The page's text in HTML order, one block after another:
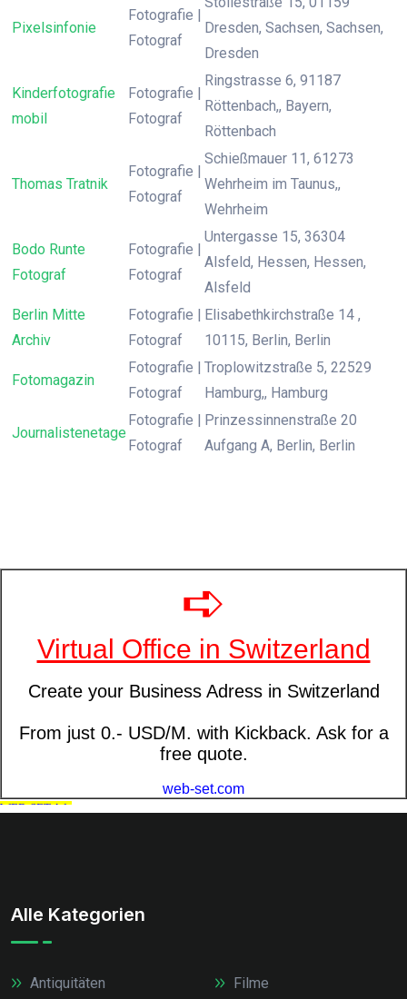
Pixelsinfonie
Fotografie |
Fotograf
Dresden, Sachsen, Sachsen,
Dresden
Kinderfotografie
mobil
Fotografie |
Fotograf
Ringstrasse 6, 91187
Röttenbach,, Bayern,
Röttenbach
Thomas Tratnik
Fotografie |
Fotograf
Schießmauer 11, 61273
Wehrheim im Taunus,,
Wehrheim
Bodo Runte
Fotograf
Fotografie |
Fotograf
Untergasse 15, 36304
Alsfeld, Hessen, Hessen,
Alsfeld
Berlin Mitte
Archiv
Fotografie |
Fotograf
Elisabethkirchstraße 14 ,
10115, Berlin, Berlin
Fotomagazin
Fotografie |
Fotograf
Troplowitzstraße 5, 22529
Hamburg,, Hamburg
Journalistenetage
Fotografie |
Fotograf
Prinzessinnenstraße 20
Aufgang A, Berlin, Berlin
Alle Kategorien
Antiquitäten
Filme